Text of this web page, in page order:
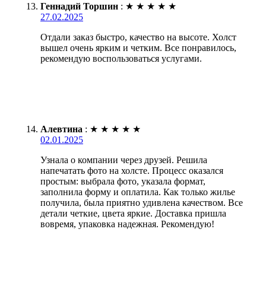
Геннадий Торшин : ★ ★ ★ ★ ★
27.02.2025
Отдали заказ быстро, качество на высоте. Холст
вышел очень ярким и четким. Все понравилось,
рекомендую воспользоваться услугами.
Алевтина : ★ ★ ★ ★ ★
02.01.2025
Узнала о компании через друзей. Решила
напечатать фото на холсте. Процесс оказался
простым: выбрала фото, указала формат,
заполнила форму и оплатила. Как только жилье
получила, была приятно удивлена качеством. Все
детали четкие, цвета яркие. Доставка пришла
вовремя, упаковка надежная. Рекомендую!